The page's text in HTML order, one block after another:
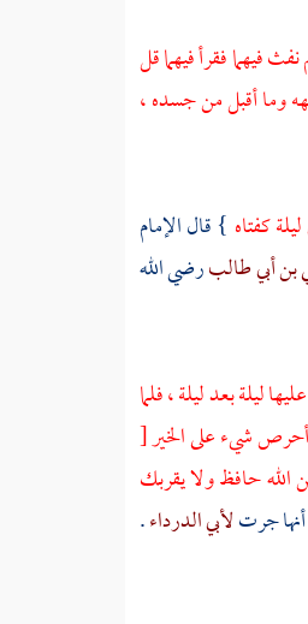
فيهما فقرأ فيهما قل
وما أقبل من جسده ،
كفتاه } قال الإمام
بن أبي طالبرضي الله
ليلة بعد ليلة ، فلما
أحرص شيء على الخير[
الله حافظ ولا يقربك
جرتلأبي الدرداء.